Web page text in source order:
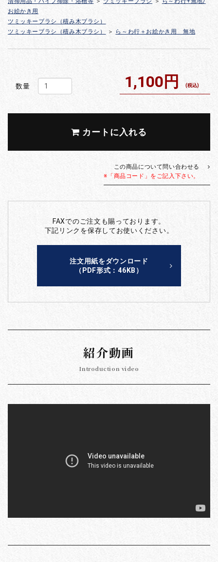
お絵かき用
ツミッキーブラシ（積み木ブラシ）
ツミッキーブラシ（積み木ブラシ）
＞ ら～わ行＋お絵かき用 無地
数量 1,100円 (税込)
カートに入れる
この商品について問い合わせる
※「商品コード」をご記入下さい。
FAXでのご注文も賜っております。
下記リンクを保存してお使いください。
注文用紙をダウンロード
（PDF形式：46KB）
紹介動画
Introduction video